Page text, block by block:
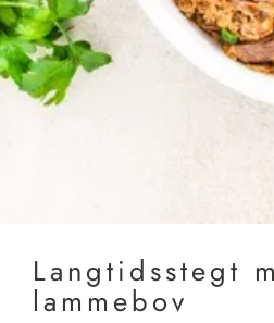
Langtidsstegt
lammebov